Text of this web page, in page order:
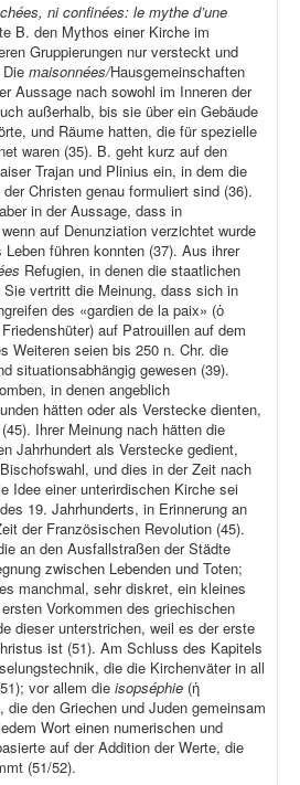
ni confinées: le mythe d’une
B. den Mythos einer Kirche im
Gruppierungen nur versteckt und
maisonnées/Hausgemeinschaften
Aussage nach sowohl im Inneren der
außerhalb, bis sie über ein Gebäude
und Räume hatten, die für spezielle
waren (35). B. geht kurz auf den
Trajan und Plinius ein, in dem die
Christen genau formuliert sind (36).
in der Aussage, dass in
auf Denunziation verzichtet wurde
führen konnten (37). Aus ihrer
Refugien, in denen die staatlichen
vertritt die Meinung, dass sich in
des «gardien de la paix» (ὁ
auf Patrouillen auf dem
Weiteren seien bis 250 n. Chr. die
situationsabhängig gewesen (39).
in denen angeblich
hätten oder als Verstecke dienten,
Ihrer Meinung nach hätten die
Jahrhundert als Verstecke gedient,
und dies in der Zeit nach
Idee einer unterirdischen Kirche sei
19. Jahrhunderts, in Erinnerung an
der Französischen Revolution (45).
an den Ausfallstraßen der Städte
zwischen Lebenden und Toten;
manchmal, sehr diskret, ein kleines
Vorkommen des griechischen
dieser unterstrichen, weil es der erste
ist (51). Am Schluss des Kapitels
die die Kirchenväter in all
vor allem die isopséphie (ἡ
den Griechen und Juden gemeinsam
Wort einen numerischen und
auf der Addition der Werte, die
(51/52).